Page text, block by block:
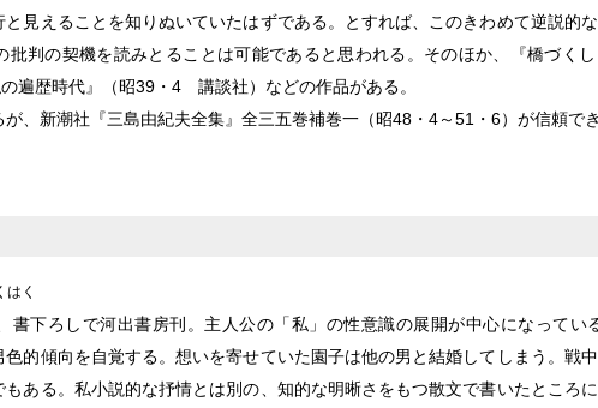
見えることを知りぬいていたはずである。とすれば、このきわめて逆説的
批判の契機を読みとることは可能であると思われる。そのほか、『橋づく
遍歴時代』（昭39・4 講談社）などの作品がある。
、新潮社『三島由紀夫全集』全三五巻補巻一（昭48・4～51・6）が信頼でき
はく
書下ろしで河出書房刊。主人公の「私」の性意識の展開が中心になってい
色的傾向を自覚する。想いを寄せていた園子は他の男と結婚してしまう。戦
ある。私小説的な抒情とは別の、知的な明晰さをもつ散文で書いたところ